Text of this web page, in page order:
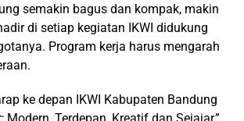
semakin bagus dan kompak, makin
di setiap kegiatan IKWI didukung
Program kerja harus mengarah
ke depan IKWI Kabupaten Bandung